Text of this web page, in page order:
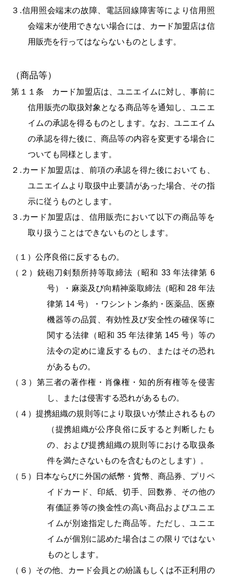
３.信用照会端末の故障、電話回線障害等により信用照
会端末が使用できない場合には、カード加盟店は信
用販売を行ってはならないものとします。
（商品等）
第１１条 カード加盟店は、ユニエイムに対し、事前に
信用販売の取扱対象となる商品等を通知し、ユニエ
イムの承認を得るものとします。なお、ユニエイム
の承認を得た後に、商品等の内容を変更する場合に
ついても同様とします。
２.カード加盟店は、前項の承認を得た後においても、
ユニエイムより取扱中止要請があった場合、その指
示に従うものとします。
３.カード加盟店は、信用販売において以下の商品等を
取り扱うことはできないものとします。
（１）公序良俗に反するもの。
（２）銃砲刀剣類所持等取締法（昭和 33 年法律第 6
号）・麻薬及び向精神薬取締法（昭和 28 年法
律第 14 号）・ワシントン条約・医薬品、医療
機器等の品質、有効性及び安全性の確保等に
関する法律（昭和 35 年法律第 145 号）等の
法令の定めに違反するもの、またはその恐れ
があるもの。
（３）第三者の著作権・肖像権・知的所有権等を侵害
し、または侵害する恐れがあるもの。
（４）提携組織の規則等により取扱いが禁止されるもの
（提携組織が公序良俗に反すると判断したも
の、および提携組織の規則等における取扱条
件を満たさないものを含むものとします）。
（５）日本ならびに外国の紙幣・貨幣、商品券、プリペ
イドカード、印紙、切手、回数券、その他の
有価証券等の換金性の高い商品およびユニエ
イムが別途指定した商品等。ただし、ユニエ
イムが個別に認めた場合はこの限りではない
ものとします。
（６）その他、カード会員との紛議もしくは不正利用の